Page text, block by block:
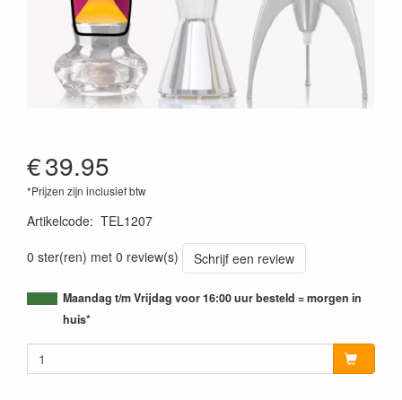
€39.95
*Prijzen zijn inclusief btw
Artikelcode: TEL1207
0 ster(ren) met 0 review(s)
Schrijf een review
Maandag t/m Vrijdag voor 16:00 uur besteld = morgen in
huis*